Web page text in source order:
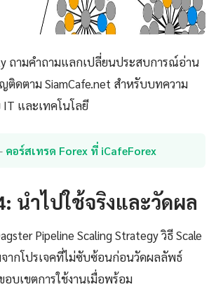
ถามคำถามแลกเปลี่ยนประสบการณ์อ่าน
ติดตาม SiamCafe.net สำหรับบทความ
และเทคโนโลยี
คอร์สเทรด Forex ที่ iCafeForex
นำไปใช้จริงและวัดผล
Pipeline Scaling Strategy วิธี Scale
จากโปรเจคที่ไม่ซับซ้อนก่อนวัดผลลัพธ์
บเขตการใช้งานเมื่อพร้อม